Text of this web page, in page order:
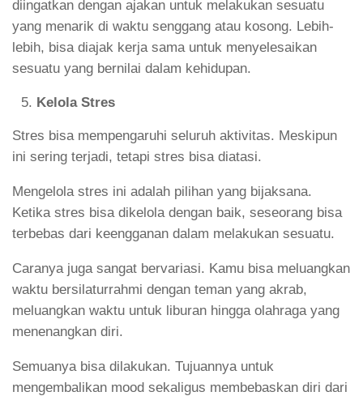
diingatkan dengan ajakan untuk melakukan sesuatu
yang menarik di waktu senggang atau kosong. Lebih-
lebih, bisa diajak kerja sama untuk menyelesaikan
sesuatu yang bernilai dalam kehidupan.
Kelola Stres
Stres bisa mempengaruhi seluruh aktivitas. Meskipun
ini sering terjadi, tetapi stres bisa diatasi.
Mengelola stres ini adalah pilihan yang bijaksana.
Ketika stres bisa dikelola dengan baik, seseorang bisa
terbebas dari keengganan dalam melakukan sesuatu.
Caranya juga sangat bervariasi. Kamu bisa meluangkan
waktu bersilaturrahmi dengan teman yang akrab,
meluangkan waktu untuk liburan hingga olahraga yang
menenangkan diri.
Semuanya bisa dilakukan. Tujuannya untuk
mengembalikan mood sekaligus membebaskan diri dari